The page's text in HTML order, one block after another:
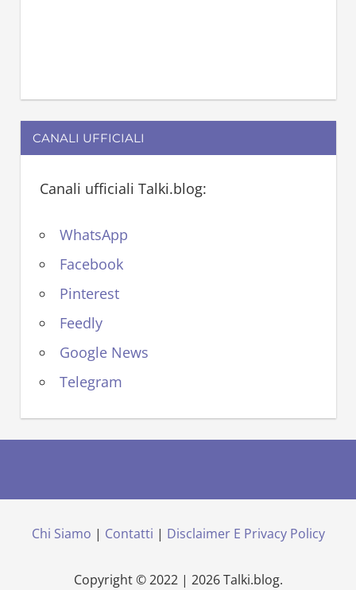
CANALI UFFICIALI
Canali ufficiali Talki.blog:
WhatsApp
Facebook
Pinterest
Feedly
Google News
Telegram
Chi Siamo | Contatti | Disclaimer E Privacy Policy
Copyright © 2022 | 2026 Talki.blog.